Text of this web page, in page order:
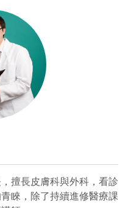
擅長皮膚科與外科，看診
睞，除了持續進修醫療課